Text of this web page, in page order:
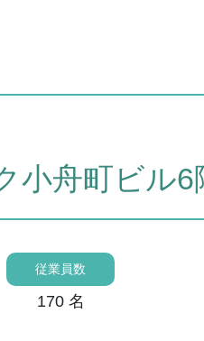
小舟町ビル6
従業員数
170 名